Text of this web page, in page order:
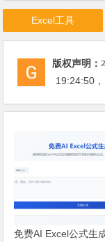
Excel工具
版权声明：
19:24:50
免费AI Excel公式生